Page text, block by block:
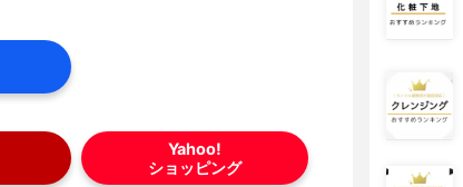
Yahoo!
ショッピング